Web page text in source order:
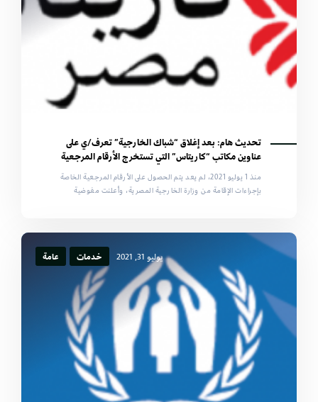
تحديث هام: بعد إغلاق “شباك الخارجية” تعرف/ي على
عناوين مكاتب “كاريتاس” التي تستخرج الأرقام المرجعية
منذ 1 يوليو 2021، لم يعد يتم الحصول على الأرقام المرجعية الخاصة
بإجراءات الإقامة من وزارة الخارجية المصرية، وأعلنت مفوضية
يوليو 31, 2021 خدمات عامة